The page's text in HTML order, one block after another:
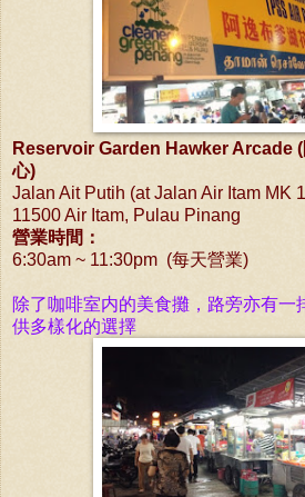
Reservoir Garden Hawker Arcade
心)
Jalan Ait Putih (at Jalan Air Itam MK
11500 Air Itam, Pulau Pinang
營業時間：
6:30am ~ 11:30pm (每天營業)
除了咖啡室内的美食攤，路旁亦有一
供多樣化的選擇